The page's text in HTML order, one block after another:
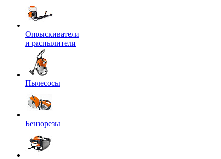
Опрыскиватели
и распылители
Пылесосы
Бензорезы